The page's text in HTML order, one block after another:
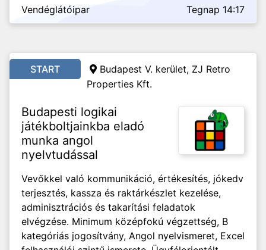
Vendéglátóipar
Tegnap 14:17
START
Budapest V. kerület, ZJ Retro
Properties Kft.
Budapesti logikai
játékboltjainkba eladó
munka angol
nyelvtudással
Vevőkkel való kommunikáció, értékesítés, jókedv
terjesztés, kassza és raktárkészlet kezelése,
adminisztrációs és takarítási feladatok
elvégzése. Minimum középfokú végzettség, B
kategóriás jogosítvány, Angol nyelvismeret, Excel